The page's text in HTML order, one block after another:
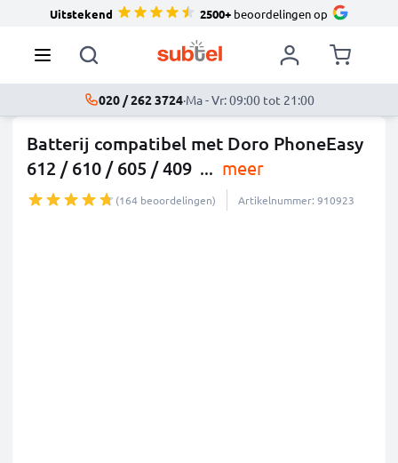
Uitstekend 2500+beoordelingen op
020 / 262 3724·Ma - Vr: 09:00 tot 21:00
Batterij compatibel met Doro PhoneEasy
612 / 610 / 605 / 409 ... meer
(164 beoordelingen) Artikelnummer: 910923